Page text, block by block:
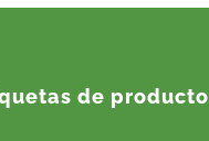
de producto